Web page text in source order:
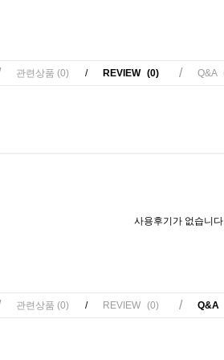
관련상품 (0) / REVIEW (0) / Q&A
사용후기가 없습니다.
관련상품 (0) / REVIEW (0) / Q&A